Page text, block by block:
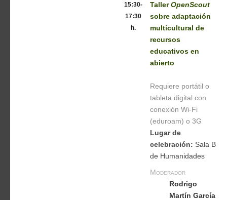
15:30-
17:30
h.
Taller OpenScout
sobre adaptación
multicultural de
recursos
educativos en
abierto
Requiere portátil o
tableta digital con
conexión Wi-Fi
(eduroam) o 3G
Lugar de
celebración: Sala B
de Humanidades
Moderador
Rodrigo
Martín García